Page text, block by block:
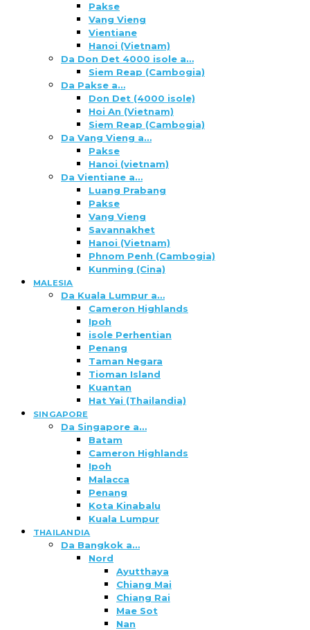
Pakse
Vang Vieng
Vientiane
Hanoi (Vietnam)
Da Don Det 4000 isole a…
Siem Reap (Cambogia)
Da Pakse a…
Don Det (4000 isole)
Hoi An (Vietnam)
Siem Reap (Cambogia)
Da Vang Vieng a…
Pakse
Hanoi (vietnam)
Da Vientiane a…
Luang Prabang
Pakse
Vang Vieng
Savannakhet
Hanoi (Vietnam)
Phnom Penh (Cambogia)
Kunming (Cina)
MALESIA
Da Kuala Lumpur a…
Cameron Highlands
Ipoh
isole Perhentian
Penang
Taman Negara
Tioman Island
Kuantan
Hat Yai (Thailandia)
SINGAPORE
Da Singapore a…
Batam
Cameron Highlands
Ipoh
Malacca
Penang
Kota Kinabalu
Kuala Lumpur
THAILANDIA
Da Bangkok a…
Nord
Ayutthaya
Chiang Mai
Chiang Rai
Mae Sot
Nan